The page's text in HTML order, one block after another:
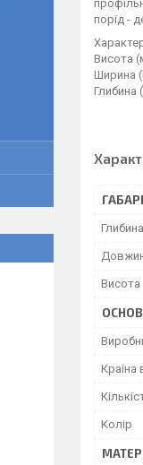
порід -
Висота
Ширина
Глибина
Глибина
Висота
Країна
Колір